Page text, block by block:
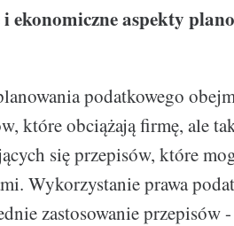
ekonomiczne aspekty
podatkowego
które obciążają firmę, ale
się przepisów, które
Wykorzystanie prawa
zastosowanie przepisów